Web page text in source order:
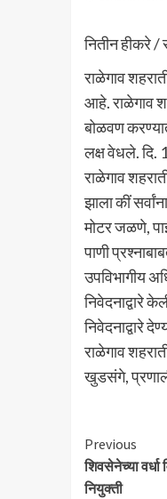
नितीन हीकरे /
राळेगाव
आहे. राळेगाव
बोळवण
लक्ष वेधले. दि.
राळेगाव
झाला कीं
मोटर जळणे,
पाणी
उपविभागीय
निवेदनाद्वारे
निवेदनाद्वारे
राळेगाव
खुडसंगे,
Previous
शिवसेनेच्या
नियुक्ती